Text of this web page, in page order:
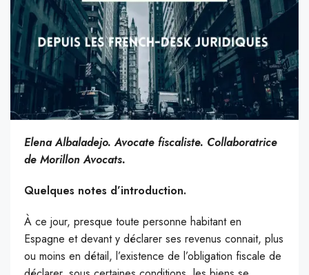
Elena Albaladejo. Avocate fiscaliste. Collaboratrice
de Morillon Avocats.
Quelques notes d’introduction.
À ce jour, presque toute personne habitant en
Espagne et devant y déclarer ses revenus connait, plus
ou moins en détail, l’existence de l’obligation fiscale de